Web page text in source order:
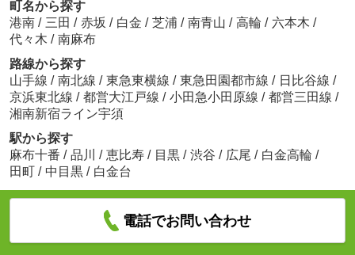
町名から探す
港南 / 三田 / 赤坂 / 白金 / 芝浦 / 南青山 / 高輪 / 六本木 /
代々木 / 南麻布
路線から探す
山手線 / 南北線 / 東急東横線 / 東急田園都市線 / 日比谷線 /
京浜東北線 / 都営大江戸線 / 小田急小田原線 / 都営三田線 /
湘南新宿ライン宇須
駅から探す
麻布十番 / 品川 / 恵比寿 / 目黒 / 渋谷 / 広尾 / 白金高輪 /
田町 / 中目黒 / 白金台
電話でお問い合わせ